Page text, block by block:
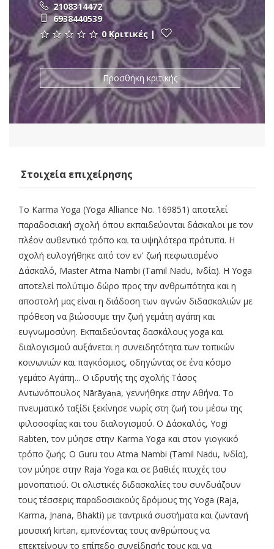
2108314472
6938440539
0 Κριτικές |
Προσθήκη κριτικής
Στοιχεία επιχείρησης
Το Karma Yoga (Yoga Alliance No. 169851) αποτελεί
παραδοσιακή σχολή όπου εκπαιδεύονται δάσκαλοι με τον
πλέον αυθεντικό τρόπο και τα υψηλότερα πρότυπα. Η
σχολή ευλογήθηκε από τον εν' ζωή πεφωτισμένο
Δάσκαλό, Master Atma Nambi (Tamil Nadu, Ινδία). H Yoga
αποτελεί πολύτιμο δώρο προς την ανθρωπότητα και η
αποστολή μας είναι η διάδοση των αγνών διδασκαλιών με
πρόθεση να βιώσουμε την ζωή γεμάτη αγάπη και
ευγνωμοσύνη. Εκπαιδεύοντας δασκάλους yoga και
διαλογισμού αυξάνεται η συνειδητότητα των τοπικών
κοινωνιών και παγκόσμιος, οδηγώντας σε ένα κόσμο
γεμάτο Αγάπη... Ο ιδρυτής της σχολής Τάσος
Αντωνόπουλος Nārāyaṇa, γεννήθηκε στην Αθήνα. Το
πνευματικό ταξίδι ξεκίνησε νωρίς στη ζωή του μέσω της
φιλοσοφίας και του διαλογισμού. Ο Δάσκαλός, Yogi
Rabten, τον μύησε στην Karma Yoga και στον γιογκικό
τρόπο ζωής. Ο Guru του Atma Nambi (Tamil Nadu, Ινδία),
τον μύησε στην Raja Yoga και σε βαθιές πτυχές του
μονοπατιού. Οι ολιστικές διδασκαλίες του συνδυάζουν
τους τέσσερις παραδοσιακούς δρόμους της Yoga (Raja,
Karma, Jnana, Bhakti) με ταντρικά συστήματα και ζωντανή
μουσική kirtan, εμπνέοντας τους ανθρώπους να
επεκτείνουν το επίπεδο συνείδησής τους και να